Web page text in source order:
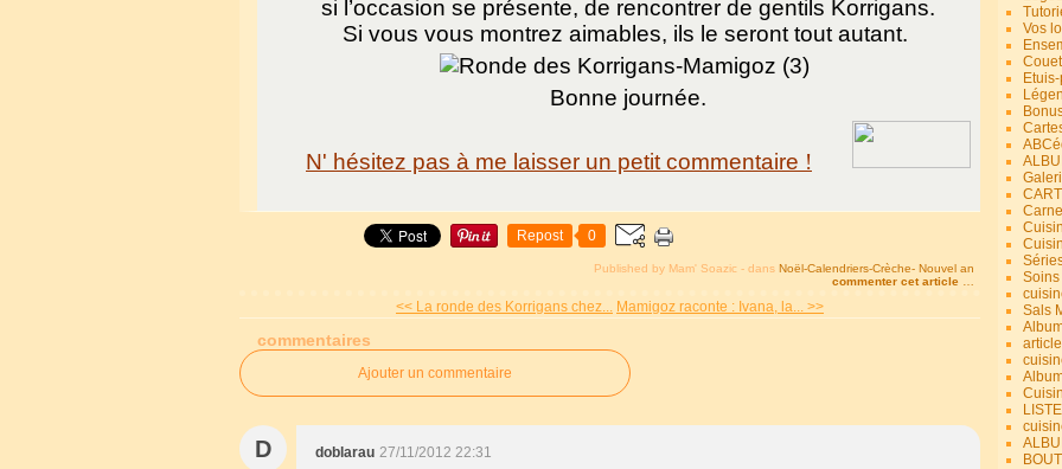
si l’occasion se présente, de rencontrer de gentils Korrigans.
Si vous vous montrez aimables, ils le seront tout autant.
Bonne journée.
N' hésitez pas à me laisser un petit commentaire !
Repost 0
Published by Mam' Soazic - dans Noël-Calendriers-Crèche- Nouvel an
commenter cet article
<< La ronde des Korrigans chez... Mamigoz raconte : Ivana, la... >>
commentaires
Ajouter un commentaire
D doblarau 27/11/2012 22:31
Vos
Sals
article